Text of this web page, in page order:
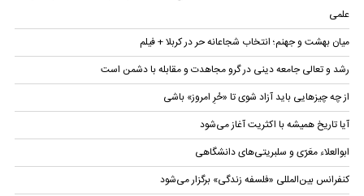
علمی
میان بهشت و جهنم؛ انتخاب شجاعانه حر در کربلا + فیلم
رشد و تعالی جامعه دینی در گرو مجاهدت و مقابله با دشمن است
از چه چیزهایی باید آزاد شوی تا «حُرِ امروز» باشی
آیا تاریخ همیشه با اکثریت آغاز می‌شود
ابوالعلاء معَرّی و سلبریتی‌های دانشگاهی
کنفرانس بین‌المللی «فلسفه زندگی» برگزار می‌شود